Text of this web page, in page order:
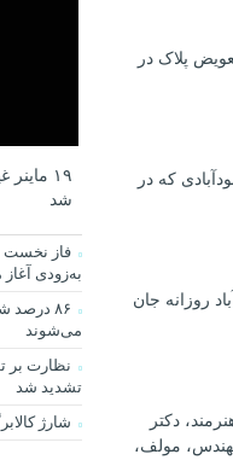
پلاک در
که در
روزانه جان
دکتر
مولف،
۱۹
شد
به‌زودی
۸۶
می‌شوند
نظارت بر
تشدید شد
شارژ